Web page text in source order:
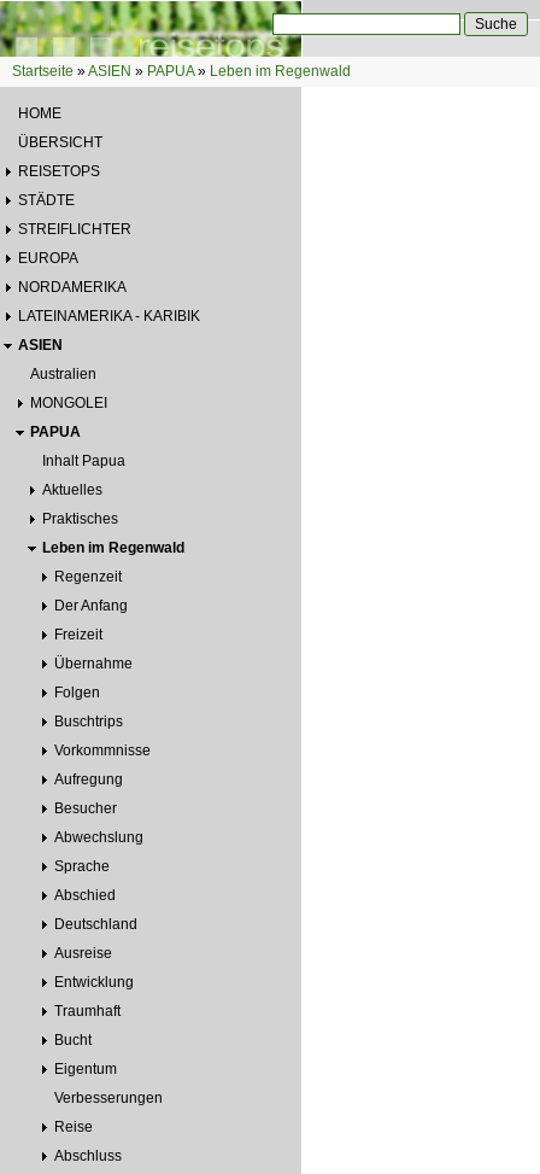
Direkt zum Inhalt
Suchformular
Sie sind hier
Startseite »ASIEN » PAPUA» Leben im Regenwald
HOME
ÜBERSICHT
REISETOPS
STÄDTE
STREIFLICHTER
EUROPA
NORDAMERIKA
LATEINAMERIKA - KARIBIK
ASIEN
Australien
MONGOLEI
PAPUA
Inhalt Papua
Aktuelles
Praktisches
Leben im Regenwald
Regenzeit
Der Anfang
Freizeit
Übernahme
Folgen
Buschtrips
Vorkommnisse
Aufregung
Besucher
Abwechslung
Sprache
Abschied
Deutschland
Ausreise
Entwicklung
Traumhaft
Bucht
Eigentum
Verbesserungen
Reise
Abschluss